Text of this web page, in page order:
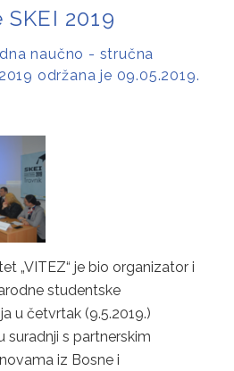
2019
naučno - stručna
održana je 09.05.2019.
„VITEZ“ je bio organizator i
studentske
u četvrtak (9.5.2019.)
suradnji s partnerskim
iz Bosne i